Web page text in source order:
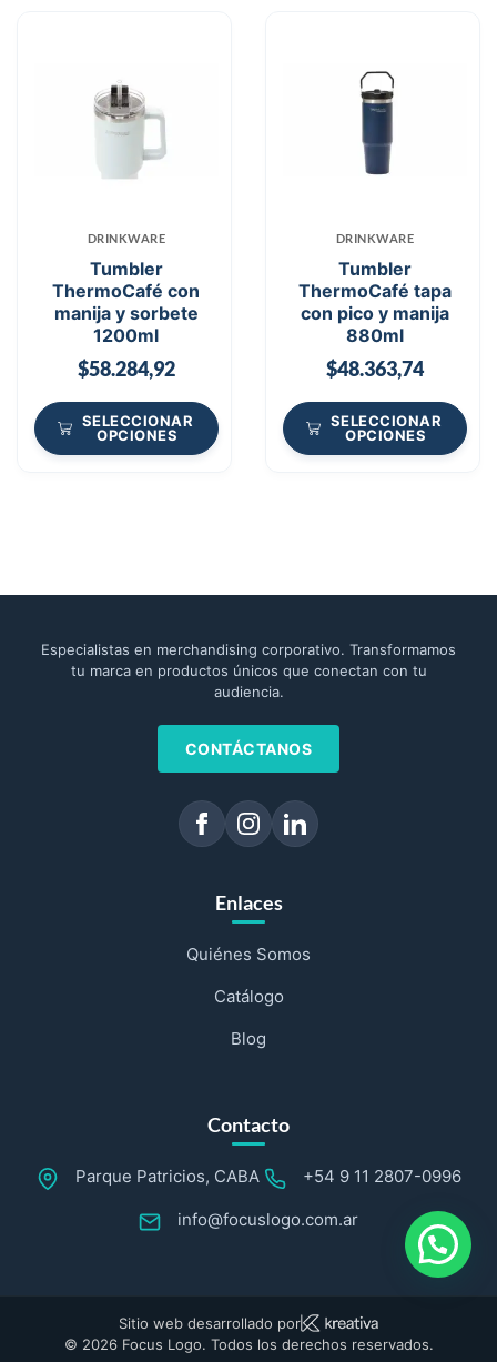
DRINKWARE
Tumbler
ThermoCafé con
manija y sorbete
1200ml
$58.284,92
SELECCIONAR
OPCIONES
DRINKWARE
Tumbler
ThermoCafé tapa
con pico y manija
880ml
$48.363,74
SELECCIONAR
OPCIONES
Especialistas en merchandising corporativo. Transformamos
tu marca en productos únicos que conectan con tu
audiencia.
CONTÁCTANOS
Enlaces
Quiénes Somos
Catálogo
Blog
Contacto
Parque Patricios, CABA +54 9 11 2807-0996
info@focuslogo.com.ar
© 2026 Focus Logo. Todos los derechos reservados.
Sitio web desarrollado por